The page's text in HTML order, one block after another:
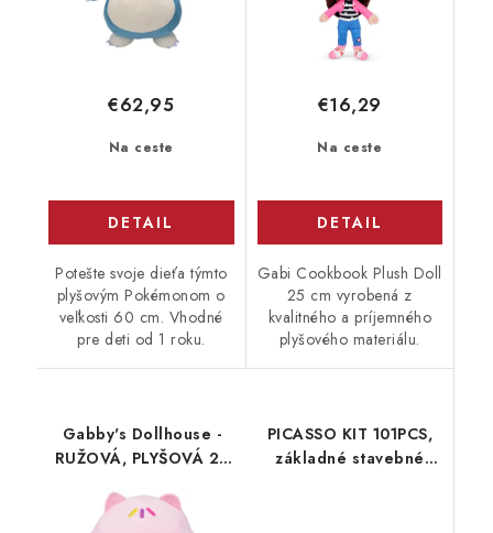
Na ceste
€62,95
DETAIL
Potešte svoje dieťa týmto
plyšovým Pokémonom o
veľkosti 60 cm. Vhodné
pre deti od 1 roku.
Na ceste
€16,29
DETAIL
Gabi Cookbook Plush Doll
25 cm vyrobená z
kvalitného a príjemného
plyšového materiálu.
Gabby's Dollhouse -
RUŽOVÁ, PLYŠOVÁ 25
PICASSO KIT 101PCS,
základné stavebné